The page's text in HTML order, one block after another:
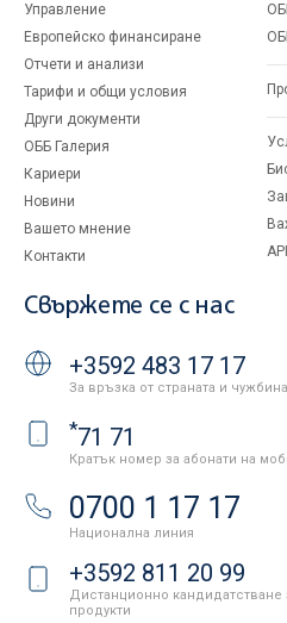
Управление
Европейско финансиране
Отчети и анализи
Тарифи и общи условия
Други документи
ОББ Галерия
Кариери
Новини
Вашето мнение
Контакти
Свържете се с нас
+3592 483 17 17
За връзка от страната и чужбина
*71 71
Кратък номер за абонати на
0700 1 17 17
Национална линия
+3592 811 20 99
Дистанционно кандидатстване
продукти